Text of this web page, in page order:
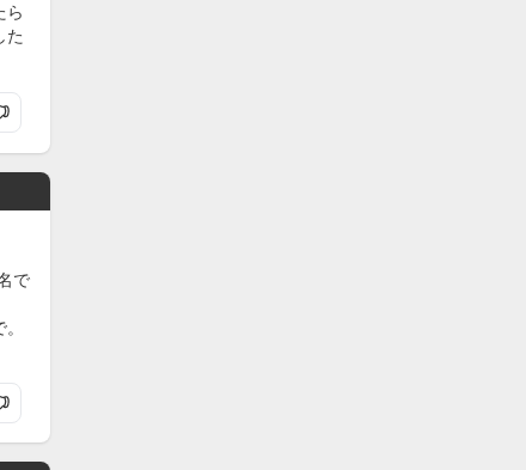
ら
た
で